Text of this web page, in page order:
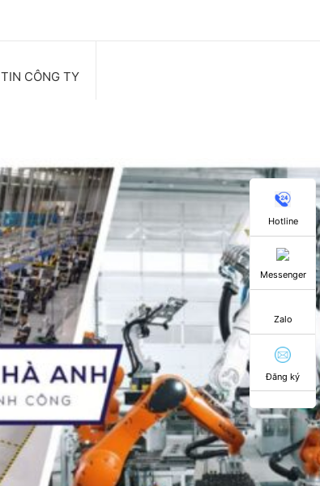
TIN CÔNG TY
Hotline
Messenger
Zalo
Đăng ký